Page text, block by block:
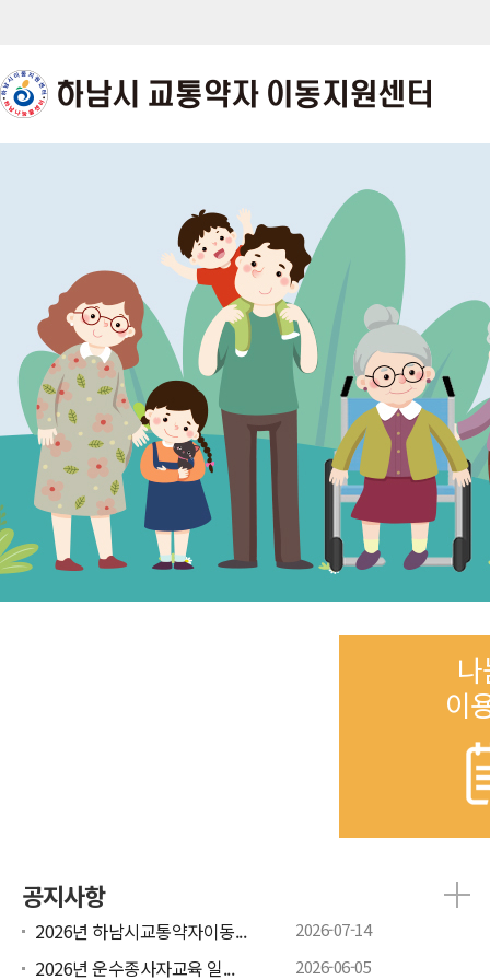
이
공지사항
2026년 하남시교통약자이동... 2026-07-14
2026년 운수종사자교육 일... 2026-06-05